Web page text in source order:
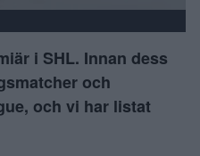
i SHL. Innan dess
och
och vi har listat